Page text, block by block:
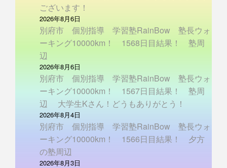
ございます！
2026年8月6日
別府市 個別指導 学習塾RainBow 塾長ウォ
ーキング10000km！ 1568日目結果！ 塾周
辺
2026年8月6日
別府市 個別指導 学習塾RainBow 塾長ウォ
ーキング10000km！ 1567日目結果！ 塾周
辺 大学生Kさん！どうもありがとう！
2026年8月4日
別府市 個別指導 学習塾RainBow 塾長ウォ
ーキング10000km！ 1566日目結果！ 夕方
の塾周辺
2026年8月3日